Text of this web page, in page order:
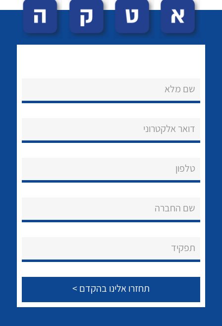
הצוות שלנו
שירותי תמיכה
לכל מוצרי היצרן לכל מוצרי היצרן
שם מלא
דואר אלקטרוני
טלפון
שם החברה
תפקיד